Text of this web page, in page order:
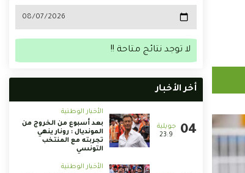
لا توجد نتائج متاحة !!
أخر الأخبار
23:9
الأخبار الوطنية
بعد أسبوع من الخروج من
المونديال : رونار ينهي
تجربته مع المنتخب
التونسي
الأخبار الوطنية